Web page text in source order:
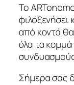
Το
φιλοξενήσει
από κοντά θα
όλα τα
Σήμερα σας